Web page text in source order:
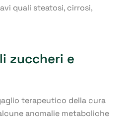
quali steatosi, cirrosi,
zuccheri e
terapeutico della cura
anomalie metaboliche